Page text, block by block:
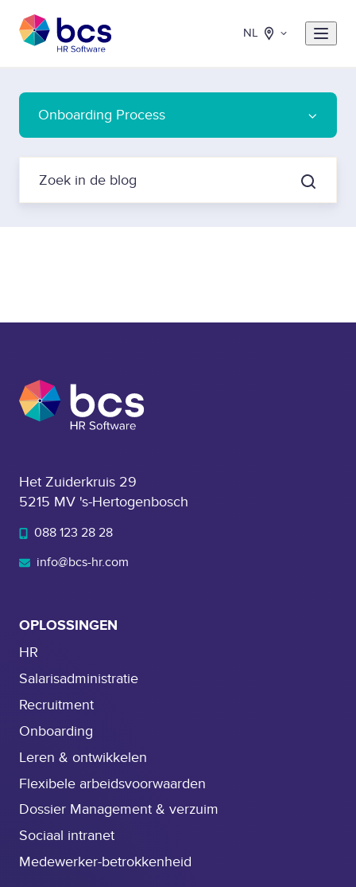
NL
Onboarding Process
Het Zuiderkruis 29
5215 MV 's-Hertogenbosch
088 123 28 28
info@bcs-hr.com
OPLOSSINGEN
HR
Salarisadministratie
Recruitment
Onboarding
Leren & ontwikkelen
Flexibele arbeidsvoorwaarden
Dossier Management & verzuim
Sociaal intranet
Medewerker-betrokkenheid